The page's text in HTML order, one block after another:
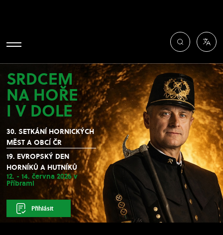
SRDCEM
NA HOŘE
I V DOLE
30. SETKÁNÍ HORNICKÝCH
MĚST A OBCÍ ČR
19. EVROPSKÝ DEN
HORNÍKŮ A HUTNÍKŮ
12. - 14. června 2026 v
Příbrami
Přihlásit